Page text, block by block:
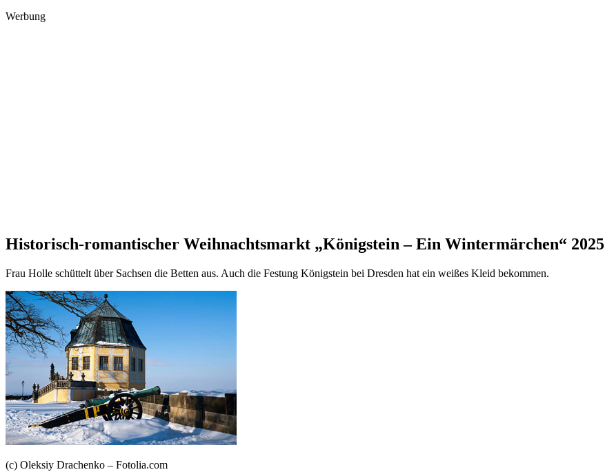
Werbung
Historisch-romantischer Weihnachtsmarkt „Königstein – Ein Wintermärchen“ 2025
Frau Holle schüttelt über Sachsen die Betten aus. Auch die Festung Königstein bei Dresden hat ein weißes Kleid bekommen.
(c) Oleksiy Drachenko – Fotolia.com